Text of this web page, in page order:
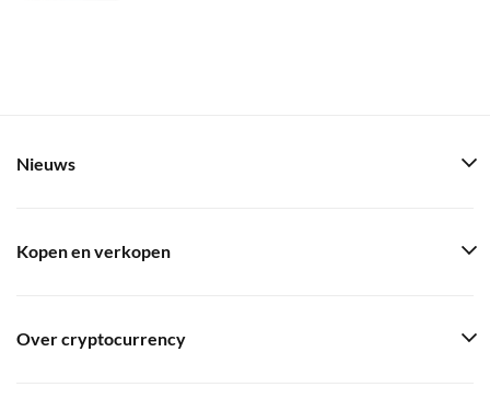
Nieuws
Kopen en verkopen
Over cryptocurrency